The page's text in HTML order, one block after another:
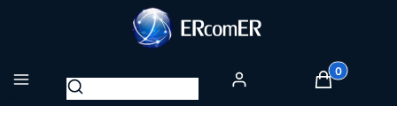
Otwórz wyszukiwarkę Produkty w